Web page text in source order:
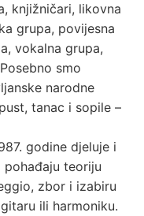
knjižničari, likovna
grupa, povijesna
vokalna grupa,
smo
narodne
tanac i sopile –
godine djeluje i
pohađaju teoriju
zbor i izabiru
ili harmoniku.